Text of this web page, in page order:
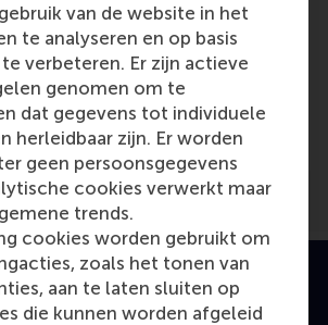
van de website in het
te analyseren en op basis
te verbeteren. Er zijn actieve
genomen om te
dat gegevens tot individuele
herleidbaar zijn. Er worden
geen persoonsgegevens
cookies verwerkt maar
trends.
cookies worden gebruikt om
zoals het tonen van
aan te laten sluiten op
die kunnen worden afgeleid
Rotterdam(Online)
door